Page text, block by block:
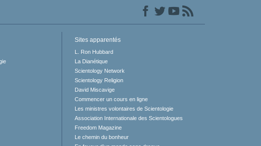
La raison de l’oppression
Les fondements des relations publiques
Cibles et buts
La technologie de l’étude
Sites apparentés
L. Ron Hubbard
La Dianétique
Scientology Network
Scientology Religion
David Miscavige
Commencer un cours en ligne
Les ministres volontaires de Scientologie
Association Internationale des Scientologues
Freedom Magazine
Le chemin du bonheur